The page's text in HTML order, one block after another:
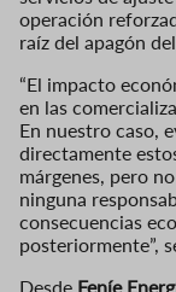
operación
raíz del apagón
“El impacto
en las
En nuestro caso,
directamente
márgenes, pero
ninguna
consecuencias
posteriormente”,
Desde Feníe